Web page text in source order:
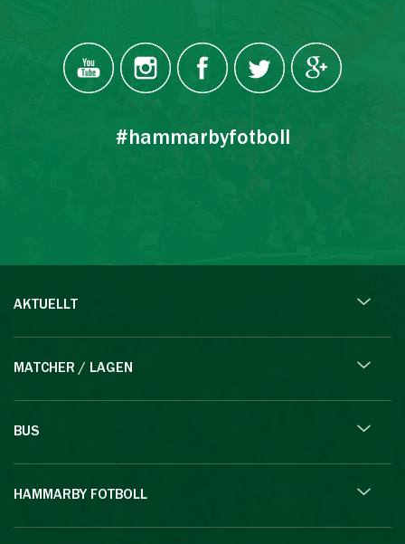
#hammarbyfotboll
AKTUELLT
MATCHER / LAGEN
BUS
HAMMARBY FOTBOLL